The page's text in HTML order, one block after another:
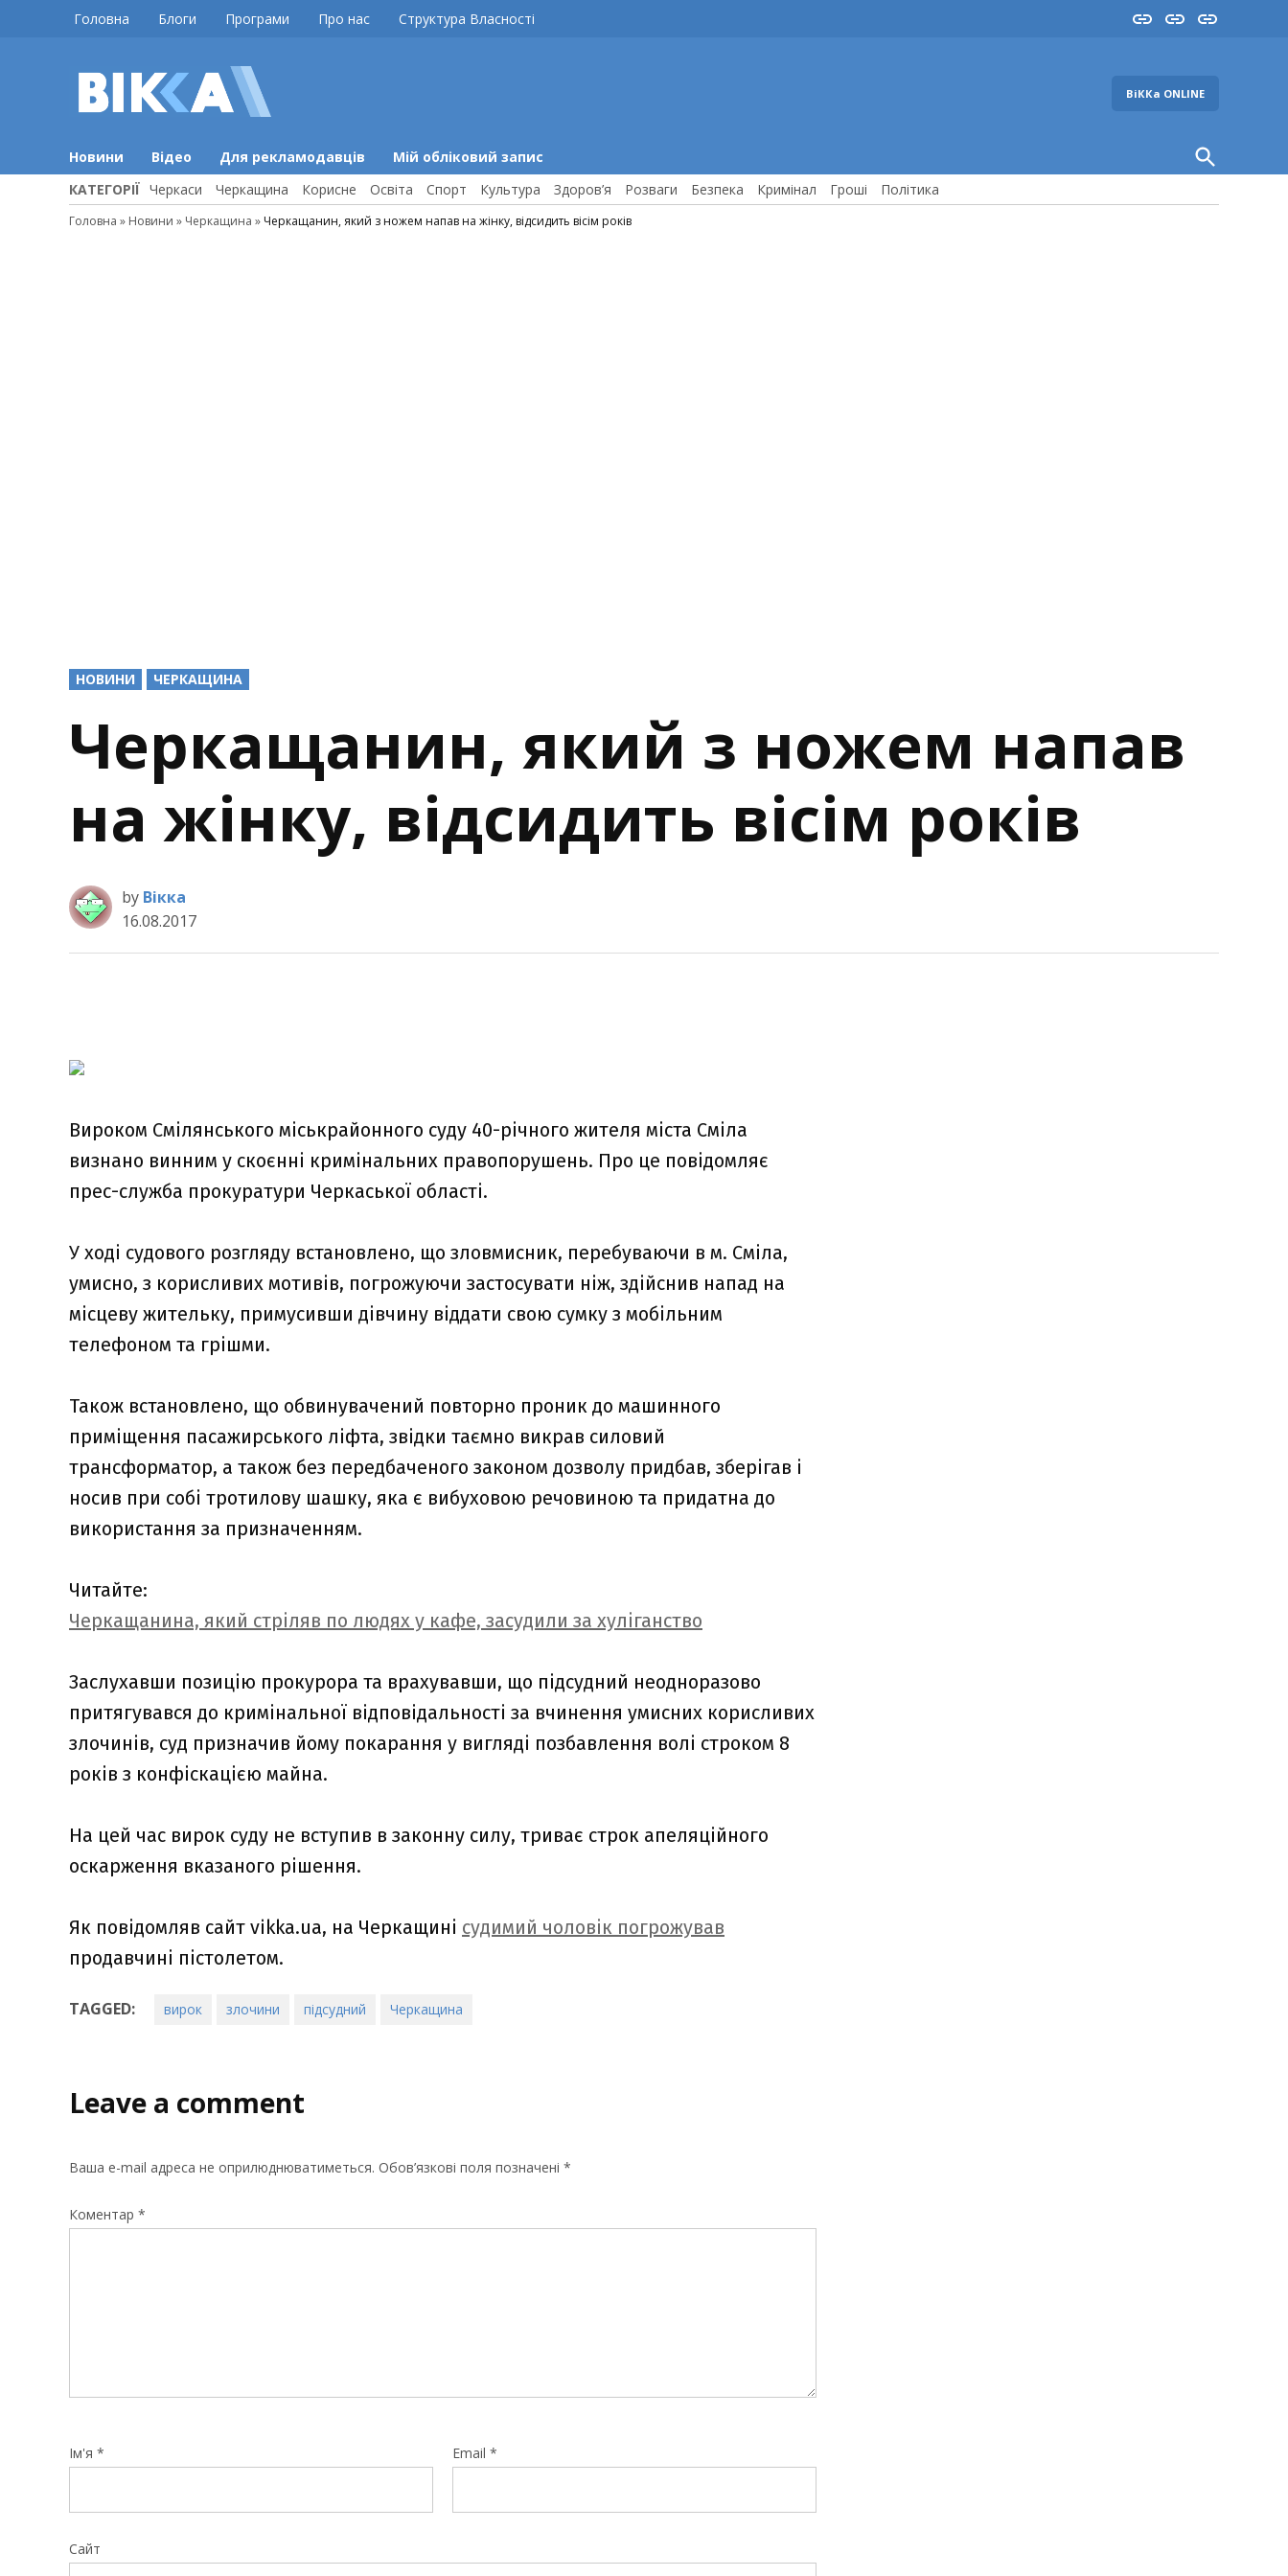
Головна Блоги Програми Про нас Структура Власності InstaYouTube
FB
ВіККа ONLINE
Новини Відео Для рекламодавців Мій обліковий запис
Open
Search
КАТЕГОРІЇ Черкаси Черкащина Корисне Освіта Спорт Культура Здоров’я Розваги Безпека Кримінал Гроші Політика
Головна » Новини » Черкащина » Черкащанин, який з ножем напав на жінку, відсидить вісім років
POSTED
IN
НОВИНИ ЧЕРКАЩИНА
Черкащанин, який з ножем напав
на жінку, відсидить вісім років
by Вікка
16.08.2017
Вироком Смілянського міськрайонного суду 40-річного жителя міста Сміла
визнано винним у скоєнні кримінальних правопорушень. Про це повідомляє
прес-служба прокуратури Черкаської області.
У ході судового розгляду встановлено, що зловмисник, перебуваючи в м. Сміла,
умисно, з корисливих мотивів, погрожуючи застосувати ніж, здійснив напад на
місцеву жительку, примусивши дівчину віддати свою сумку з мобільним
телефоном та грішми.
Також встановлено, що обвинувачений повторно проник до машинного
приміщення пасажирського ліфта, звідки таємно викрав силовий
трансформатор, а також без передбаченого законом дозволу придбав, зберігав і
носив при собі тротилову шашку, яка є вибуховою речовиною та придатна до
використання за призначенням.
Читайте:
Черкащанина, який стріляв по людях у кафе, засудили за хуліганство
Заслухавши позицію прокурора та врахувавши, що підсудний неодноразово
притягувався до кримінальної відповідальності за вчинення умисних корисливих
злочинів, суд призначив йому покарання у вигляді позбавлення волі строком 8
років з конфіскацією майна.
На цей час вирок суду не вступив в законну силу, триває строк апеляційного
оскарження вказаного рішення.
Як повідомляв сайт vikka.ua, на Черкащині судимий чоловік погрожував
продавчині пістолетом.
TAGGED: вирок злочини підсудний Черкащина
Leave a comment
Ваша e-mail адреса не оприлюднюватиметься. Обов’язкові поля позначені *
Коментар *
Ім'я * Email *
Сайт